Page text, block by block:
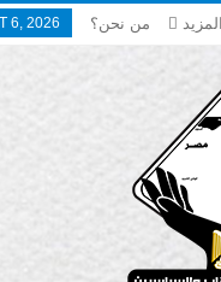
6, 2026 من نحن؟ المزيد